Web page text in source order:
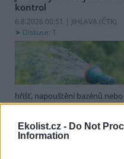
Ekolist.cz - Do Not
Information
kontrol
6.8.2026 00:51 | JIHLAVA (ČTK)
Diskuse: 1
hřišť, napouštění bazénů
mluvčí radnice Radovan
kontrolovat povolené
všechny obce spadající pod
působností.